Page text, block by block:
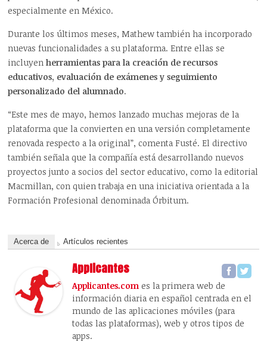
especialmente en México.
Durante los últimos meses, Mathew también ha incorporado
nuevas funcionalidades a su plataforma. Entre ellas se
incluyenherramientas para la creación de recursos
educativos, evaluación de exámenes y seguimiento
personalizado del alumnado.
“Este mes de mayo, hemos lanzado muchas mejoras de la
plataforma que la convierten en una versión completamente
renovada respecto a la original”, comenta Fusté. El directivo
también señala que la compañía está desarrollando nuevos
proyectos junto a socios del sector educativo, como la editorial
Macmillan, con quien trabaja en una iniciativa orientada a la
Formación Profesional denominada Órbitum.
Acerca de Artículos recientes
Applicantes
Applicantes.com es la primera web de
información diaria en español centrada en el
mundo de las aplicaciones móviles (para
todas las plataformas), web y otros tipos de
apps.